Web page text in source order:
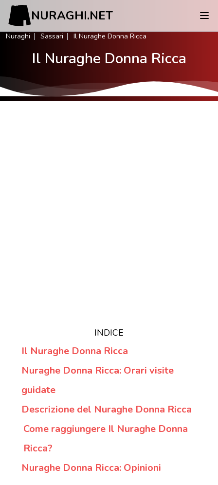
NURAGHI.NET
Nuraghi Sassari Il Nuraghe Donna Ricca
Il Nuraghe Donna Ricca
INDICE
Il Nuraghe Donna Ricca
Nuraghe Donna Ricca: Orari visite
guidate
Descrizione del Nuraghe Donna Ricca
Come raggiungere Il Nuraghe Donna
Ricca?
Nuraghe Donna Ricca: Opinioni